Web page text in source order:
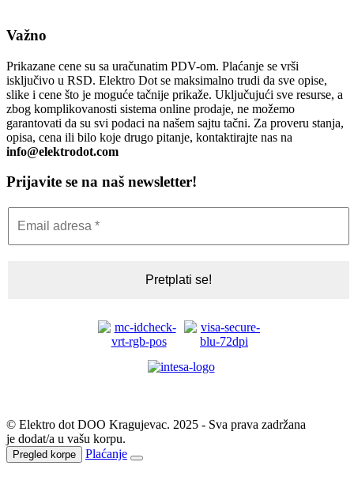
Važno
Prikazane cene su sa uračunatim PDV-om. Plaćanje se vrši
isključivo u RSD. Elektro Dot se maksimalno trudi da sve opise,
slike i cene što je moguće tačnije prikaže. Uključujući sve resurse, a
zbog komplikovanosti sistema online prodaje, ne možemo
garantovati da su svi podaci na našem sajtu tačni. Za proveru stanja,
opisa, cena ili bilo koje drugo pitanje, kontaktirajte nas na
info@elektrodot.com
Prijavite se na naš newsletter!
© Elektro dot DOO Kragujevac. 2025 - Sva prava zadržana
je dodat/a u vašu korpu.
Pregled korpe Plaćanje